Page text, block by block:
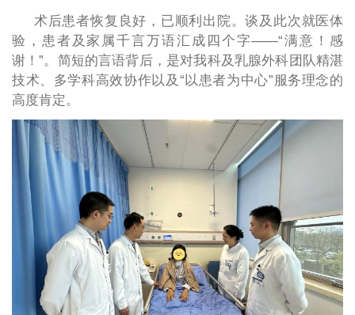
术后患者恢复良好，已顺利出院。谈及此次就医体
验，患者及家属千言万语汇成四个字——“满意！感
谢！”。简短的言语背后，是对我科及乳腺外科团队精湛
技术、多学科高效协作以及“以患者为中心”服务理念的
高度肯定。